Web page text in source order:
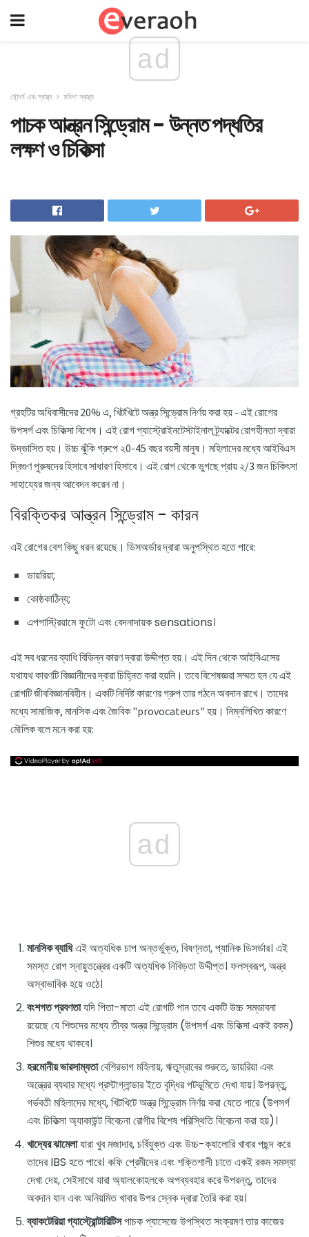
ad
সৌন্দর্য এবং স্বাস্থ্য মহিলা স্বাস্থ্য
পাচক আন্ত্রন সিন্ড্রোম - উন্নত পদ্ধতির
লক্ষণ ও চিকিত্সা
গ্রহটির অধিবাসীদের 20% এ, খিটখিটে অন্ত্র সিন্ড্রোম নির্ণয় করা হয় - এই রোগের
উপসর্গ এবং চিকিত্সা বিশেষ। এই রোগ গ্যাস্ট্রোইনটেস্টাইনাল ট্র্যাক্টের রোগহীনতা দ্বারা
উদ্ভাসিত হয়। উচ্চ ঝুঁকি গ্রুপে ২0-45 বছর বয়সী মানুষ। মহিলাদের মধ্যে আইবিএস
দ্বিগুণ পুরুষদের হিসাবে সাধারণ হিসাবে। এই রোগ থেকে ভুগছে প্রায় ২/3 জন চিকিৎসা
সাহায্যের জন্য আবেদন করেন না।
বিরক্তিকর আন্ত্রন সিন্ড্রোম - কারন
এই রোগের বেশ কিছু ধরন রয়েছে। ডিসঅর্ডার দ্বারা অনুপস্থিত হতে পারে:
ডায়রিয়া;
কোষ্ঠকাঠিন্য;
এপগাস্ট্রিয়ামে ফুটো এবং বেদনাদায়ক sensations।
এই সব ধরনের ব্যাধি বিভিন্ন কারণ দ্বারা উদ্দীপ্ত হয়। এই দিন থেকে আইবিএসের
যথাযথ কারণটি বিজ্ঞানীদের দ্বারা চিহ্নিত করা হয়নি। তবে বিশেষজ্ঞরা সম্মত হন যে এই
রোগটি জীববিজ্ঞানবিহীন। একটি নির্দিষ্ট কারণের গ্রুপ তার গঠনে অবদান রাখে। তাদের
মধ্যে সামাজিক, মানসিক এবং জৈবিক "provocateurs" হয়। নিম্নলিখিত কারণে
মৌলিক বলে মনে করা হয়:
ad
মানসিক ব্যাধিএই অত্যধিক চাপ অন্তর্ভুক্ত, বিষণ্নতা, প্যানিক ডিসর্ডার। এই
সমস্ত রোগ স্নায়ুতন্ত্রের একটি অত্যধিক নিবিড়তা উদ্দীপ্ত। ফলস্বরূপ, অন্ত্র
অস্বাভাবিক হয়ে ওঠে।
বংশগত প্রবণতাযদি পিতা-মাতা এই রোগটি পান তবে একটি উচ্চ সম্ভাবনা
রয়েছে যে শিশুদের মধ্যে তীব্র অন্ত্র সিন্ড্রোম (উপসর্গ এবং চিকিত্সা একই রকম)
শিশুর মধ্যে থাকবে।
হরমোনীয় ভারসাম্যতাবেশিরভাগ মহিলায়, ঋতুস্রাবের শুরুতে, ডায়রিয়া এবং
অন্ত্রের ব্যথার মধ্যে প্রস্টাগ্লান্ডার ইতে বৃদ্ধির পটভূমিতে দেখা যায়। উপরন্তু,
গর্ভবতী মহিলাদের মধ্যে, খিটখিটে অন্ত্র সিন্ড্রোম নির্ণয় করা যেতে পারে (উপসর্গ
এবং চিকিত্সা অ্যাকাউন্ট বিবেচনা রোগীর বিশেষ পরিস্থিতি বিবেচনা করা হয়)।
খাদ্যের ঝামেলাযারা খুব মজাদার, চর্বিযুক্ত এবং উচ্চ-ক্যালোরি খাবার পছন্দ করে
তাদের IBS হতে পারে। কফি প্রেমীদের এবং শক্তিশালী চাতে একই রকম সমস্যা
দেখা দেয়, সেইসাথে যারা অ্যালকোহলকে অপব্যবহার করে উপরন্তু, তাদের
অবদান যান এবং অনিয়মিত খাবার উপর স্নেক দ্বারা তৈরি করা হয়।
ব্যাকটেরিয়া গ্যাস্ট্রোন্টারিটিসপাচক প্যাসেজে উপস্থিত সংক্রমণ তার কাজের